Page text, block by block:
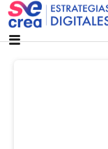
Saltar
contenido
SeCrea
AGENCIA DE MARKETING DIGITAL